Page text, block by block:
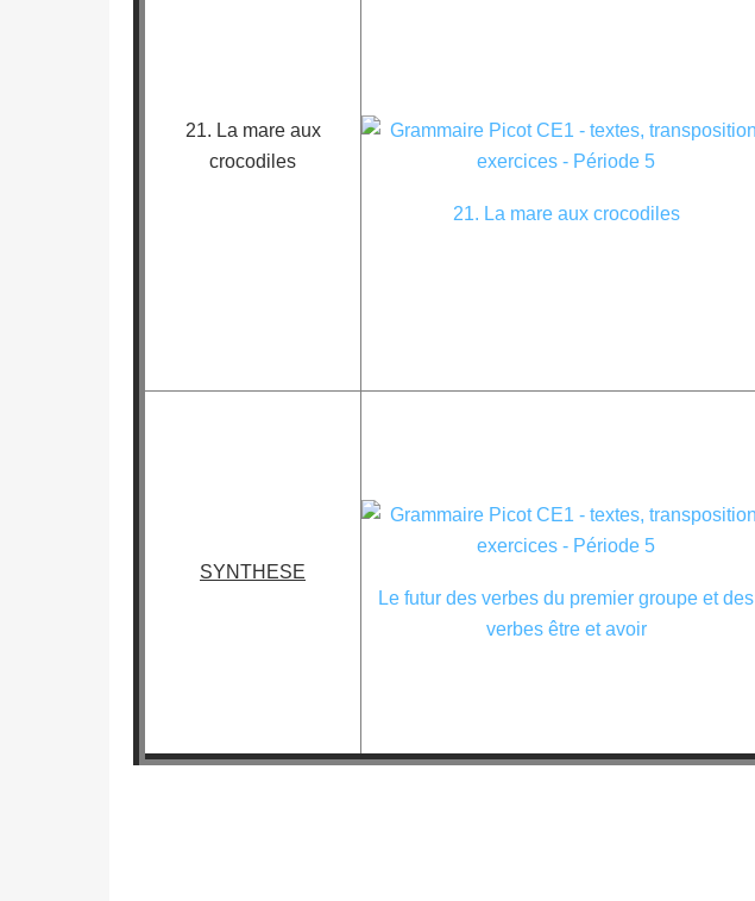
21. La mare aux
crocodiles
21. La mare aux crocodiles
SYNTHESE
Le futur des verbes du premier groupe et des
verbes être et avoir